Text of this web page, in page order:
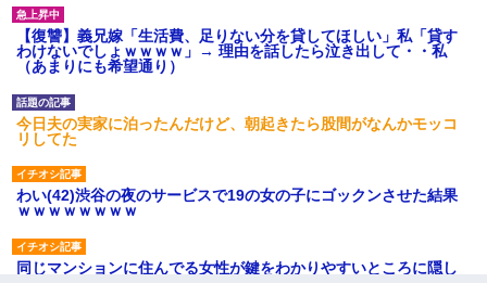
【復讐】義兄嫁「生活費、足りない分を貸してほしい」私「貸す
わけないでしょｗｗｗｗ」→ 理由を話したら泣き出して・・私
（あまりにも希望通り）
今日夫の実家に泊ったんだけど、朝起きたら股間がなんかモッコ
リしてた
わい(42)渋谷の夜のサービスで19の女の子にゴックンさせた結果
ｗｗｗｗｗｗｗｗ
同じマンションに住んでる女性が鍵をわかりやすいところに隠し